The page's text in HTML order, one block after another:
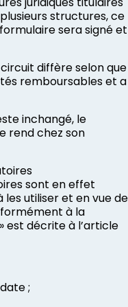
structures, ce
sera signé et
circuit diffère selon que
remboursables et a
inchangé, le
rend chez son
sont en effet
utiliser et en vue de
à la
est décrite à l’article
;